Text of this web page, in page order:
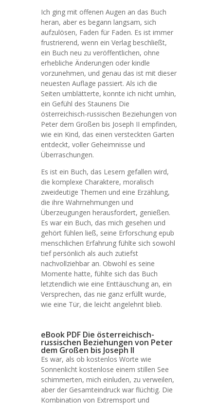
Ich ging mit offenen Augen an das Buch
heran, aber es begann langsam, sich
aufzulösen, Faden für Faden. Es ist immer
frustrierend, wenn ein Verlag beschließt,
ein Buch neu zu veröffentlichen, ohne
erhebliche Änderungen oder kindle
vorzunehmen, und genau das ist mit dieser
neuesten Auflage passiert. Als ich die
Seiten umblätterte, konnte ich nicht umhin,
ein Gefühl des Staunens Die
österreichisch-russischen Beziehungen von
Peter dem Großen bis Joseph II empfinden,
wie ein Kind, das einen versteckten Garten
entdeckt, voller Geheimnisse und
Überraschungen.
Es ist ein Buch, das Lesern gefallen wird,
die komplexe Charaktere, moralisch
zweideutige Themen und eine Erzählung,
die ihre Wahrnehmungen und
Überzeugungen herausfordert, genießen.
Es war ein Buch, das mich gesehen und
gehört fühlen ließ, seine Erforschung epub
menschlichen Erfahrung fühlte sich sowohl
tief persönlich als auch zutiefst
nachvollziehbar an. Obwohl es seine
Momente hatte, fühlte sich das Buch
letztendlich wie eine Enttäuschung an, ein
Versprechen, das nie ganz erfüllt wurde,
wie eine Tür, die leicht angelehnt blieb.
eBook PDF Die österreichisch-
russischen Beziehungen von Peter
dem Großen bis Joseph II
Es war, als ob kostenlos Worte wie
Sonnenlicht kostenlose einem stillen See
schimmerten, mich einluden, zu verweilen,
aber der Gesamteindruck war flüchtig. Die
Kombination von Extremsport und